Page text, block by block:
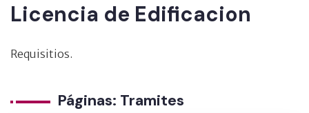
Licencia de Edificacion
Requisitios.
Páginas: Tramites